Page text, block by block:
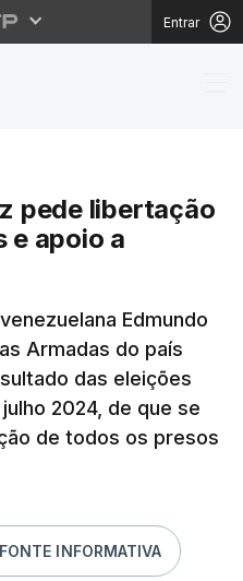
Entrar
pede libertação
e apoio a
Edmundo
Armadas do país
das eleições
2024, de que se
de todos os presos
INFORMATIVA